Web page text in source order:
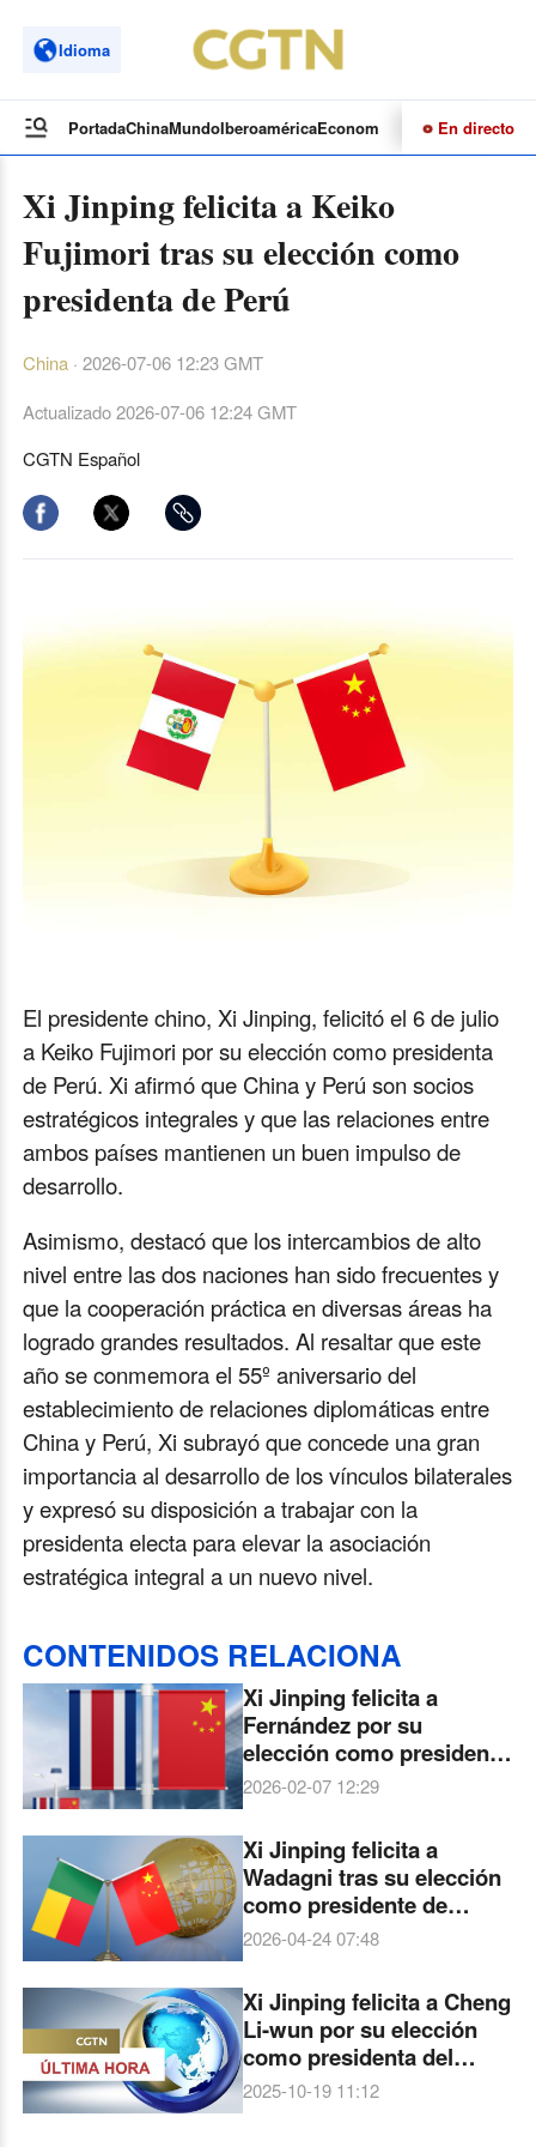
Idioma
PortadaChinaMundoIberoaméricaEconomía CulturaDeportes
En directo
Xi Jinping felicita a Keiko
Fujimori tras su elección como
presidenta de Perú
China· 2026-07-06 12:23 GMT
Actualizado2026-07-06 12:24 GMT
CGTN Español
El presidente chino, Xi Jinping, felicitó el 6 de julio
a Keiko Fujimori por su elección como presidenta
de Perú. Xi afirmó que China y Perú son socios
estratégicos integrales y que las relaciones entre
ambos países mantienen un buen impulso de
desarrollo.
Asimismo, destacó que los intercambios de alto
nivel entre las dos naciones han sido frecuentes y
que la cooperación práctica en diversas áreas ha
logrado grandes resultados. Al resaltar que este
año se conmemora el 55º aniversario del
establecimiento de relaciones diplomáticas entre
China y Perú, Xi subrayó que concede una gran
importancia al desarrollo de los vínculos bilaterales
y expresó su disposición a trabajar con la
presidenta electa para elevar la asociación
estratégica integral a un nuevo nivel.
CONTENIDOS RELACIONA
Xi Jinping felicita a
Fernández por su
elección como presidenta
de Costa Rica
2026-02-07 12:29
Xi Jinping felicita a
Wadagni tras su elección
como presidente de
Benín
2026-04-24 07:48
Xi Jinping felicita a Cheng
Li-wun por su elección
como presidenta del
Kuomintang
2025-10-19 11:12